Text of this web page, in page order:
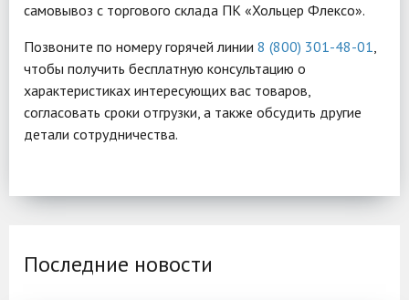
самовывоз с торгового склада ПК «Хольцер Флексо».
Позвоните по номеру горячей линии 8 (800) 301-48-01,
чтобы получить бесплатную консультацию о
характеристиках интересующих вас товаров,
согласовать сроки отгрузки, а также обсудить другие
детали сотрудничества.
Последние новости